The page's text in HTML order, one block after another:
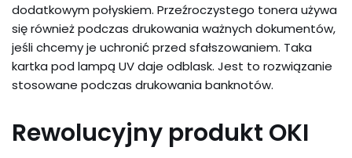
dodatkowym połyskiem. Przeźroczystego tonera używa
się również podczas drukowania ważnych dokumentów,
jeśli chcemy je uchronić przed sfałszowaniem. Taka
kartka pod lampą UV daje odblask. Jest to rozwiązanie
stosowane podczas drukowania banknotów.
Rewolucyjny produkt OKI